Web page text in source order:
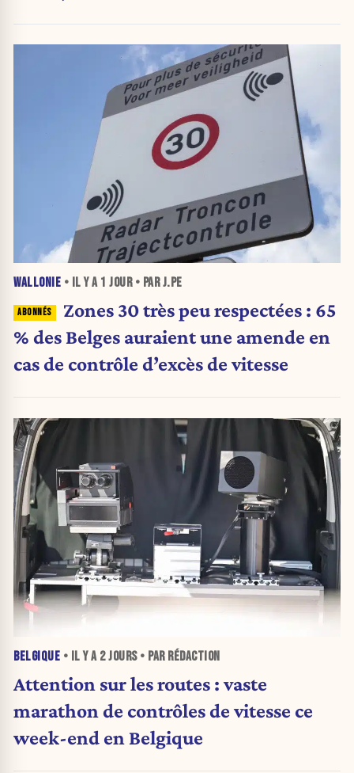
WALLONIE • IL Y A 1 JOUR• PAR J.PE
Zones 30 très peu respectées : 65
% des Belges auraient une amende en
cas de contrôle d’excès de vitesse
BELGIQUE • IL Y A 2 JOURS• PAR RÉDACTION
Attention sur les routes : vaste
marathon de contrôles de vitesse ce
week-end en Belgique